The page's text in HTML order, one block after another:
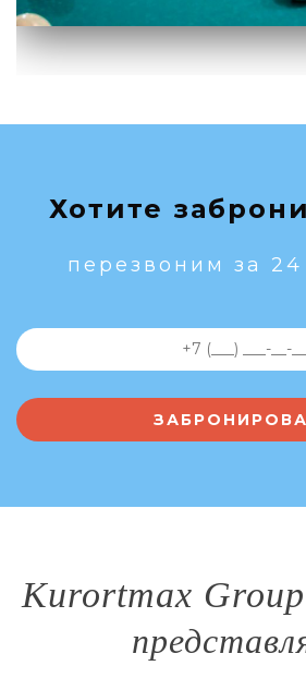
Хотите
перезвоним за
Kurortmax